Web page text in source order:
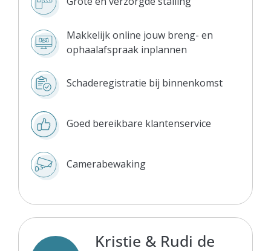
Makkelijk online jouw breng- en
ophaalafspraak inplannen
Schaderegistratie bij binnenkomst
Goed bereikbare klantenservice
Camerabewaking
Kristie & Rudi de